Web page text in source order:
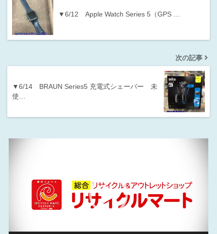
▼6/12 Apple Watch Series 5（GPS …
次の記事
▼6/14 BRAUN Series5 充電式シェーバー 未
使…